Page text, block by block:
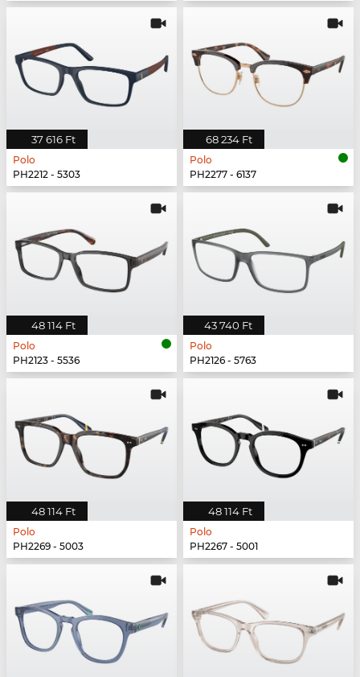
37 616 Ft
Polo
PH2212 - 5303
68 234 Ft
Polo
PH2277 - 6137
48 114 Ft
Polo
PH2123 - 5536
43 740 Ft
Polo
PH2126 - 5763
48 114 Ft
Polo
PH2269 - 5003
48 114 Ft
Polo
PH2267 - 5001